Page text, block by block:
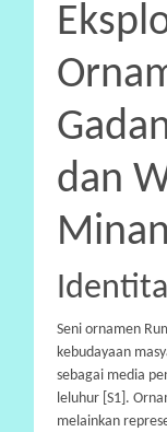
A
I
P
R
A
N
A
A
dan
Seni ornamen
kebudayaan
sebagai media
leluhur [S1].
melainkan